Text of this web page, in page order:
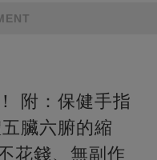
附：保健手指
臟六腑的縮
花錢、無副作